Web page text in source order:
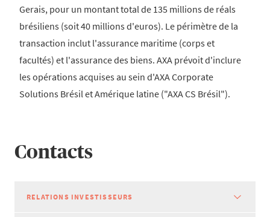
Gerais, pour un montant total de 135 millions de réals
brésiliens (soit 40 millions d'euros). Le périmètre de la
transaction inclut l'assurance maritime (corps et
facultés) et l'assurance des biens. AXA prévoit d'inclure
les opérations acquises au sein d'AXA Corporate
Solutions Brésil et Amérique latine ("AXA CS Brésil").
Contacts
RELATIONS INVESTISSEURS